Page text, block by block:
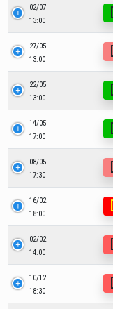
02/07
13:00
27/05
13:00
22/05
13:00
14/05
17:00
08/05
17:30
16/02
18:00
02/02
14:00
10/12
18:30